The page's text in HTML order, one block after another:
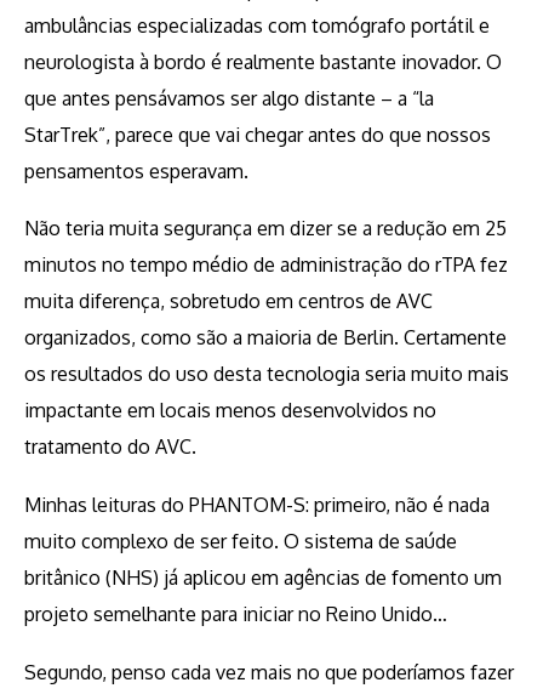
ambulâncias especializadas com tomógrafo portátil e
neurologista à bordo é realmente bastante inovador. O
que antes pensávamos ser algo distante – a “la
StarTrek”, parece que vai chegar antes do que nossos
pensamentos esperavam.
Não teria muita segurança em dizer se a redução em 25
minutos no tempo médio de administração do rTPA fez
muita diferença, sobretudo em centros de AVC
organizados, como são a maioria de Berlin. Certamente
os resultados do uso desta tecnologia seria muito mais
impactante em locais menos desenvolvidos no
tratamento do AVC.
Minhas leituras do PHANTOM-S: primeiro, não é nada
muito complexo de ser feito. O sistema de saúde
britânico (NHS) já aplicou em agências de fomento um
projeto semelhante para iniciar no Reino Unido…
Segundo, penso cada vez mais no que poderíamos fazer